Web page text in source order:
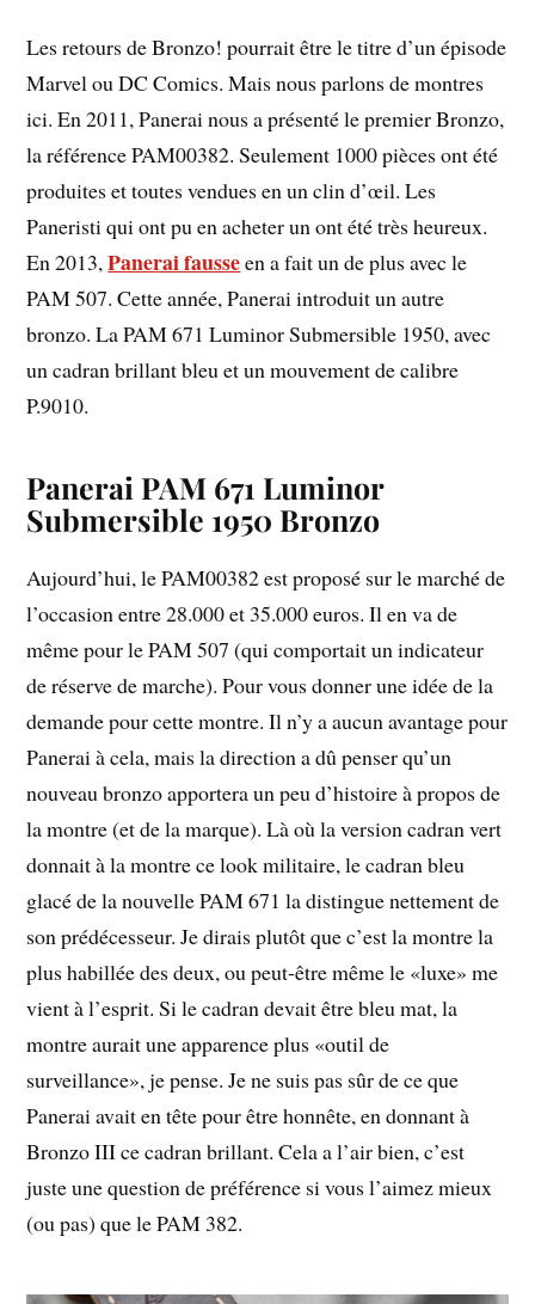
Les retours de Bronzo! pourrait être le titre d’un épisode
Marvel ou DC Comics. Mais nous parlons de montres
ici. En 2011, Panerai nous a présenté le premier Bronzo,
la référence PAM00382. Seulement 1000 pièces ont été
produites et toutes vendues en un clin d’œil. Les
Paneristi qui ont pu en acheter un ont été très heureux.
En 2013,Panerai fausseen a fait un de plus avec le
PAM 507. Cette année, Panerai introduit un autre
bronzo. La PAM 671 Luminor Submersible 1950, avec
un cadran brillant bleu et un mouvement de calibre
P.9010.
Panerai PAM 671 Luminor
Submersible 1950 Bronzo
Aujourd’hui, le PAM00382 est proposé sur le marché de
l’occasion entre 28.000 et 35.000 euros. Il en va de
même pour le PAM 507 (qui comportait un indicateur
de réserve de marche). Pour vous donner une idée de la
demande pour cette montre. Il n’y a aucun avantage pour
Panerai à cela, mais la direction a dû penser qu’un
nouveau bronzo apportera un peu d’histoire à propos de
la montre (et de la marque). Là où la version cadran vert
donnait à la montre ce look militaire, le cadran bleu
glacé de la nouvelle PAM 671 la distingue nettement de
son prédécesseur. Je dirais plutôt que c’est la montre la
plus habillée des deux, ou peut-être même le «luxe» me
vient à l’esprit. Si le cadran devait être bleu mat, la
montre aurait une apparence plus «outil de
surveillance», je pense. Je ne suis pas sûr de ce que
Panerai avait en tête pour être honnête, en donnant à
Bronzo III ce cadran brillant. Cela a l’air bien, c’est
juste une question de préférence si vous l’aimez mieux
(ou pas) que le PAM 382.